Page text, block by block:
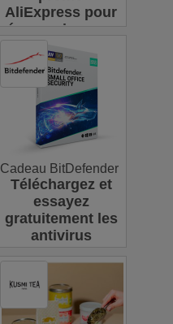
AliExpress pour
économiser sur
vos achats en
ligne : jusqu'à
63€
Cadeau BitDefender
Téléchargez et
essayez
gratuitement les
antivirus